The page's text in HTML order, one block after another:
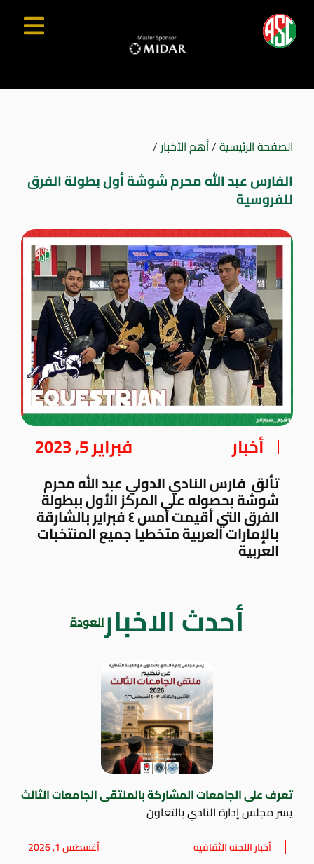
الصفحة الرئيسية/أهم الأخبار/
الفارس عبد الله محرم شوشة أول بطولة الفرق
للفروسية
أخبار فبراير 5, 2023
تألق فارس النادي الدولي عبد الله محرم
شوشة بحصوله على المركز الأول ببطولة
الفرق التي أقيمت أمس ٤ فبراير بالشارقة
بالإمارات العربية متخطيا جميع المنتخبات
العربية
أحدث الاخبارالعودة
تعرف على الجامعات المشاركة بالملتقى الجامعات الثالث
يسر مجلس إدارة النادي بالتعاون
أخبار اللجنه الثقافيه أغسطس 1, 2026